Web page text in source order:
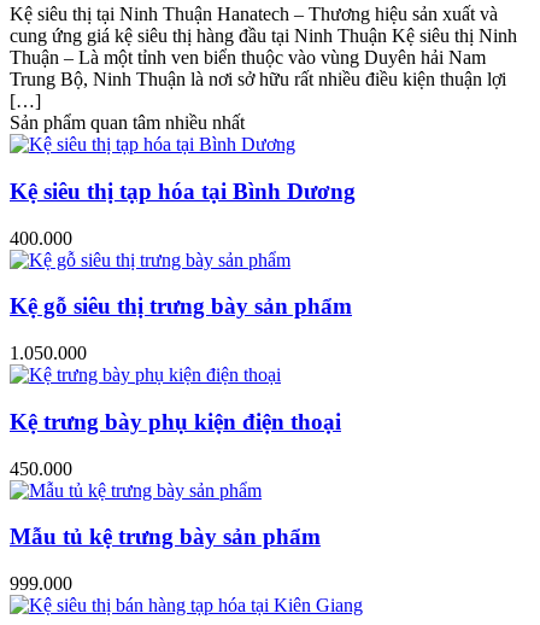
Kệ siêu thị tại Ninh Thuận Hanatech – Thương hiệu sản xuất và
cung ứng giá kệ siêu thị hàng đầu tại Ninh Thuận Kệ siêu thị Ninh
Thuận – Là một tỉnh ven biển thuộc vào vùng Duyên hải Nam
Trung Bộ, Ninh Thuận là nơi sở hữu rất nhiều điều kiện thuận lợi
[…]
Sản phẩm quan tâm nhiều nhất
Kệ siêu thị tạp hóa tại Bình Dương
400.000
Kệ gỗ siêu thị trưng bày sản phẩm
1.050.000
Kệ trưng bày phụ kiện điện thoại
450.000
Mẫu tủ kệ trưng bày sản phẩm
999.000